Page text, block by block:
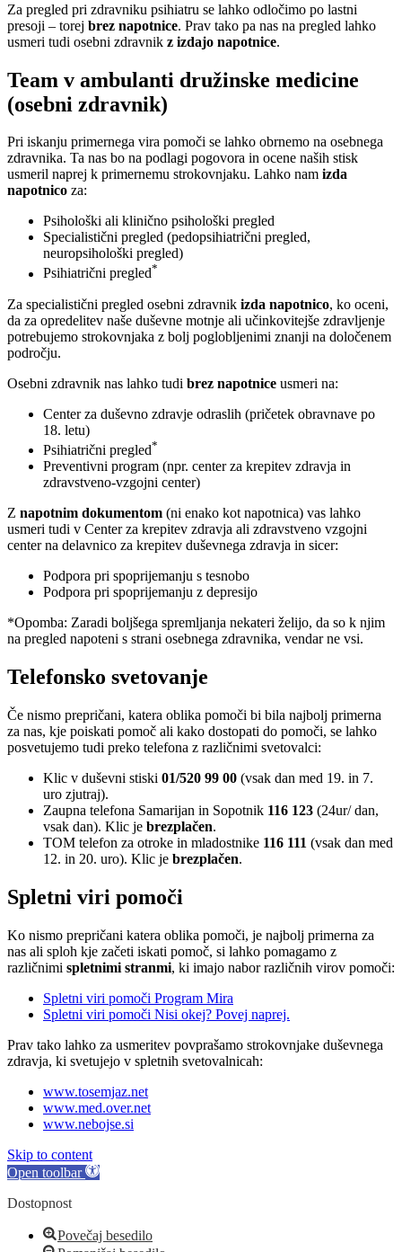
Za pregled pri zdravniku psihiatru se lahko odločimo po lastni
presoji – torej brez napotnice. Prav tako pa nas na pregled lahko
usmeri tudi osebni zdravnik z izdajo napotnice.
Team v ambulanti družinske medicine
(osebni zdravnik)
Pri iskanju primernega vira pomoči se lahko obrnemo na osebnega
zdravnika. Ta nas bo na podlagi pogovora in ocene naših stisk
usmeril naprej k primernemu strokovnjaku. Lahko nam izda
napotnico za:
Psihološki ali klinično psihološki pregled
Specialistični pregled (pedopsihiatrični pregled,
neuropsihološki pregled)
Psihiatrični pregled*
Za specialistični pregled osebni zdravnik izda napotnico, ko oceni,
da za opredelitev naše duševne motnje ali učinkovitejše zdravljenje
potrebujemo strokovnjaka z bolj poglobljenimi znanji na določenem
področju.
Osebni zdravnik nas lahko tudi brez napotnice usmeri na:
Center za duševno zdravje odraslih (pričetek obravnave po
18. letu)
Psihiatrični pregled*
Preventivni program (npr. center za krepitev zdravja in
zdravstveno-vzgojni center)
Z napotnim dokumentom (ni enako kot napotnica) vas lahko
usmeri tudi v Center za krepitev zdravja ali zdravstveno vzgojni
center na delavnico za krepitev duševnega zdravja in sicer:
Podpora pri spoprijemanju s tesnobo
Podpora pri spoprijemanju z depresijo
*Opomba: Zaradi boljšega spremljanja nekateri želijo, da so k njim
na pregled napoteni s strani osebnega zdravnika, vendar ne vsi.
Telefonsko svetovanje
Če nismo prepričani, katera oblika pomoči bi bila najbolj primerna
za nas, kje poiskati pomoč ali kako dostopati do pomoči, se lahko
posvetujemo tudi preko telefona z različnimi svetovalci:
Klic v duševni stiski 01/520 99 00 (vsak dan med 19. in 7.
uro zjutraj).
Zaupna telefona Samarijan in Sopotnik 116 123 (24ur/ dan,
vsak dan). Klic je brezplačen.
TOM telefon za otroke in mladostnike 116 111 (vsak dan med
12. in 20. uro). Klic je brezplačen.
Spletni viri pomoči
Ko nismo prepričani katera oblika pomoči, je najbolj primerna za
nas ali sploh kje začeti iskati pomoč, si lahko pomagamo z
različnimi spletnimi stranmi, ki imajo nabor različnih virov pomoči:
Spletni viri pomoči Program Mira
Spletni viri pomoči Nisi okej? Povej naprej.
Prav tako lahko za usmeritev povprašamo strokovnjake duševnega
zdravja, ki svetujejo v spletnih svetovalnicah:
www.tosemjaz.net
www.med.over.net
www.nebojse.si
Skip to content
Open toolbar
Dostopnost
Povečaj besedilo